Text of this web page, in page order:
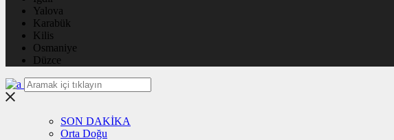
Yalova
Karabük
Kilis
Osmaniye
Düzce
SON DAKİKA
Orta Doğu